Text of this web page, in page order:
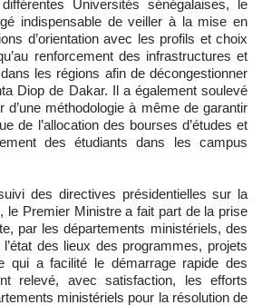
Universités sénégalaises, le
indispensable de veiller à la mise en
d’orientation avec les profils et choix
renforcement des infrastructures et
les régions afin de décongestionner
Diop de Dakar. Il a également soulevé
d’une méthodologie à même de garantir
de l’allocation des bourses d’études et
des étudiants dans les campus
directives présidentielles sur la
le Premier Ministre a fait part de la prise
par les départements ministériels, des
des lieux des programmes, projets
qui a facilité le démarrage rapide des
relevé, avec satisfaction, les efforts
ministériels pour la résolution de